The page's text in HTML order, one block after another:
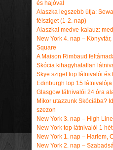
és hajóval
Alaszka legszebb útja:
félsziget (1-2. nap)
Alaszkai medve-kalauz:
New York 4. nap –
Square
A Maison Rimbaud
Skócia kihagyhatatlan
Skye sziget top látnivalói és
Edinburgh top 15
Glasgow látnivalói 24 óra
Mikor utazzunk Skóciába?
szezon
New York 3. nap – High
New York top látnivalói 1
New York 1. nap – Harlem,
New York 2. nap –